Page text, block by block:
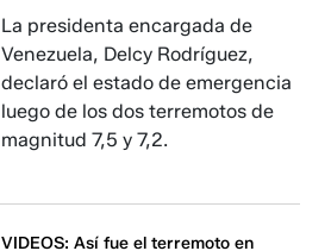
La presidenta encargada de
Venezuela, Delcy Rodríguez,
declaró el estado de emergencia
luego de los dos terremotos de
magnitud 7,5 y 7,2.
VIDEOS: Así fue el terremoto en